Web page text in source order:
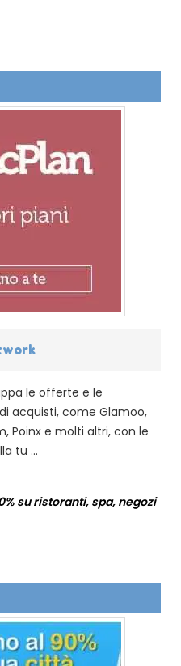
le offerte e le
acquisti, come Glamoo,
Poinx e molti altri, con le
tu ...
su ristoranti, spa, negozi